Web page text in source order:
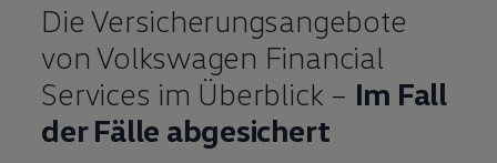
Die Versicherungsangebote
von Volkswagen Financial
Services im Überblick – Im Fall
der Fälle abgesichert